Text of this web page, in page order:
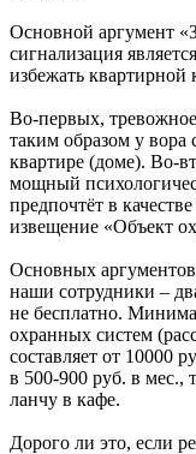
Основной аргумент
сигнализация
избежать
Во-первых,
таким образом у вора
квартире (доме). Во-
мощный
предпочтёт в
извещение «Объект
Основных
наши сотрудники –
не бесплатно.
охранных систем
составляет от 10000
в 500-900 руб. в мес.,
ланчу в кафе.
Дорого ли это, если